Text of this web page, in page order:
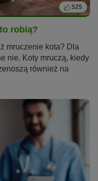
525
robią?
mruczenie kota? Dla
nie. Koty mruczą, kiedy
również na
sposób produkują ten